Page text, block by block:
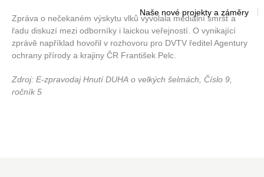
Naše nové projekty a záměry
Zpráva o nečekaném výskytu vlků vyvolala mediální smršť a
řadu diskuzí mezi odborníky i laickou veřejností. O vynikající
zprávě například hovořil v rozhovoru pro DVTV ředitel Agentury
ochrany přírody a krajiny ČR František Pelc.
Zdroj: E-zpravodaj Hnutí DUHA o velkých šelmách, Číslo 9,
ročník 5